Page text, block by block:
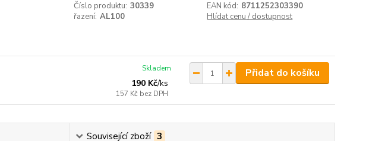
Číslo produktu: 30339 EAN kód: 8711252303390
řazení: AL100 Hlídat cenu / dostupnost
190 Kč/ks
157 Kč bez DPH
Skladem Přidat do košíku
Související zboží 3